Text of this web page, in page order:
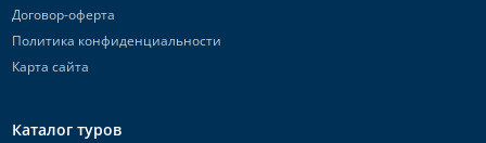
Договор-оферта
Политика конфиденциальности
Карта сайта
Каталог туров